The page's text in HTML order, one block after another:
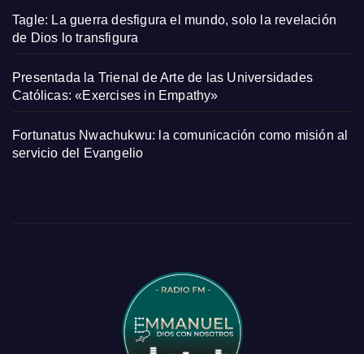
Tagle: La guerra desfigura el mundo, solo la revelación
de Dios lo transfigura
Presentada la Trienal de Arte de las Universidades
Católicas: «Exercises in Empathy»
Fortunatus Nwachukwu: la comunicación como misión al
servicio del Evangelio